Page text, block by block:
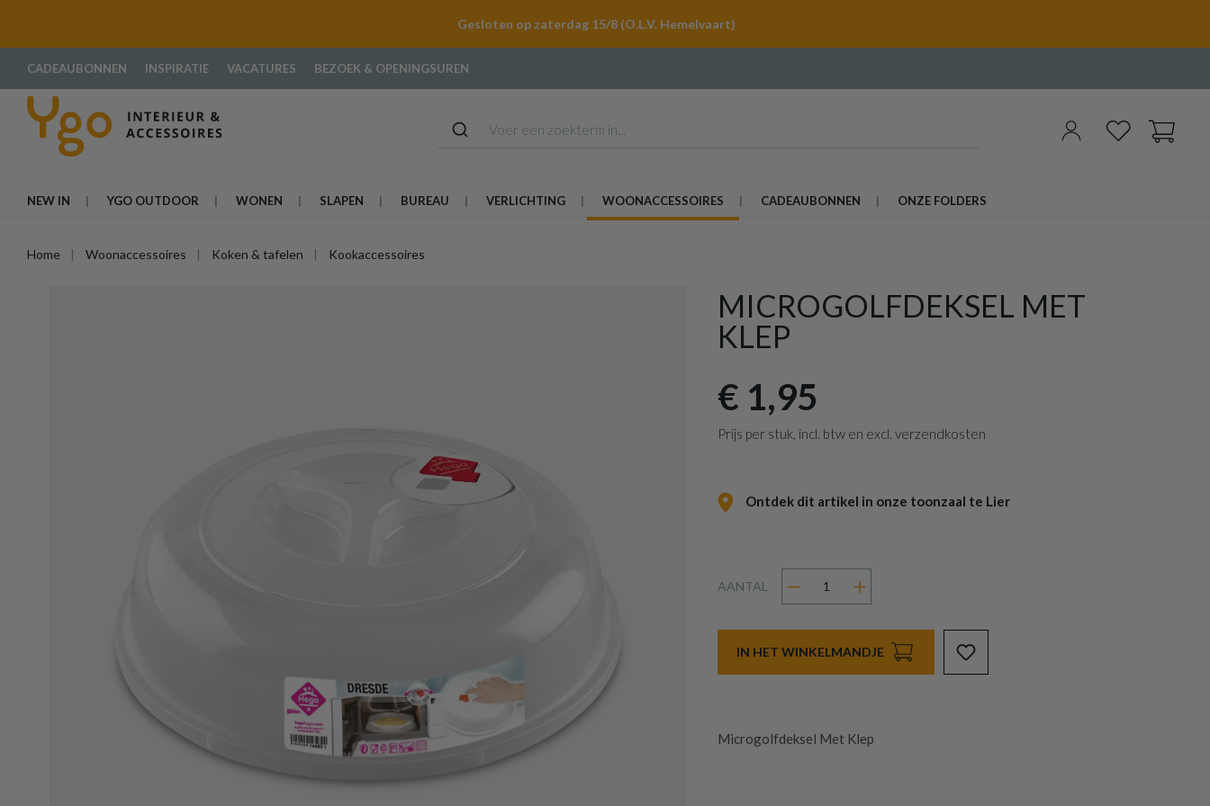
Gesloten op zaterdag 15/8 (O.L.V. Hemelvaart)
CADEAUBONNEN INSPIRATIE VACATURES BEZOEK & OPENINGSUREN
NEW IN YGO OUTDOOR WONEN SLAPEN BUREAU VERLICHTING WOONACCESSOIRES CADEAUBONNEN ONZE FOLDERS
Home Woonaccessoires Koken & tafelen Kookaccessoires
MICROGOLFDEKSEL MET
KLEP
€ 1,95
Prijs per stuk, incl. btw en excl. verzendkosten
Ontdek dit artikel in onze toonzaal te Lier
AANTAL
IN HET WINKELMANDJE
Microgolfdeksel Met Klep